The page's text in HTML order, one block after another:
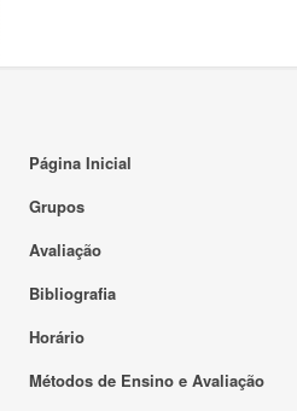
Página Inicial
Grupos
Avaliação
Bibliografia
Horário
Métodos de Ensino e Avaliação